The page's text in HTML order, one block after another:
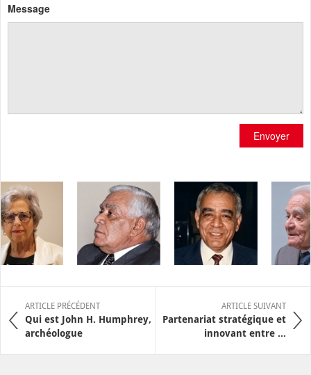
Message
Envoyer
ARTICLE PRÉCÉDENT
Qui est John H. Humphrey,
archéologue
ARTICLE SUIVANT
Partenariat stratégique et
innovant entre ...